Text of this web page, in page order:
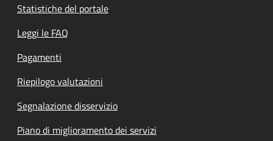
Statistiche del portale
Leggi le FAQ
Pagamenti
Riepilogo valutazioni
Segnalazione disservizio
Piano di miglioramento dei servizi